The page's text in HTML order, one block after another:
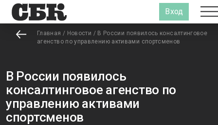
Вход
Главная / Новости / В России появилось консалтинговое
агенство по управлению активами спортсменов
В России появилось
консалтинговое агенство по
управлению активами
спортсменов